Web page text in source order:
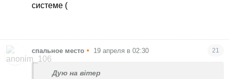
системе (
спальное место • 19 апреля в 02:30 21
Дую на вітер